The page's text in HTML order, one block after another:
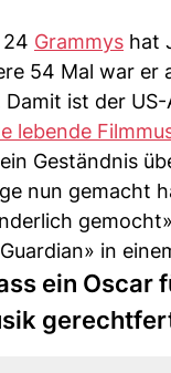
24 Grammys hat
54 Mal war er
ist der
lebende
Geständnis
nun gemacht
in
ein Oscar